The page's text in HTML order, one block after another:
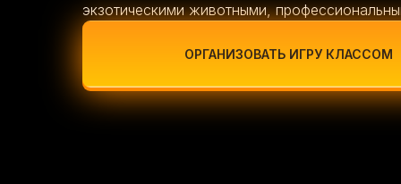
экзотическими животными,
ОРГАНИЗОВАТЬ ИГРУ КЛАССОМ